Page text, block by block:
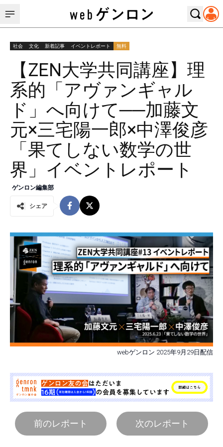
社会 文化 新着記事 イベントレポート 無料
【ZEN大学共同講座】理
系的「アヴァンギャル
ド」へ向けて──加藤文
元×三宅陽一郎×中澤俊彦
「果てしない数学の世
界」イベントレポート
ゲンロン編集部
シェア
webゲンロン 2025年9月29日配信
前のレポート 次のレポート